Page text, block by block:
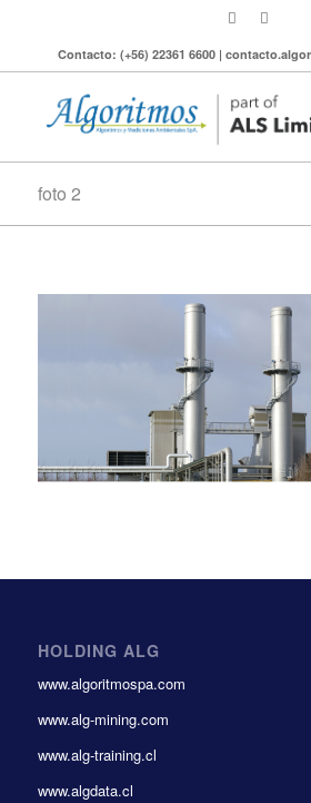
Contacto: (+56) 22361 6600 |
foto 2
HOLDING ALG
www.algoritmospa.com
www.alg-mining.com
www.alg-training.cl
www.algdata.cl